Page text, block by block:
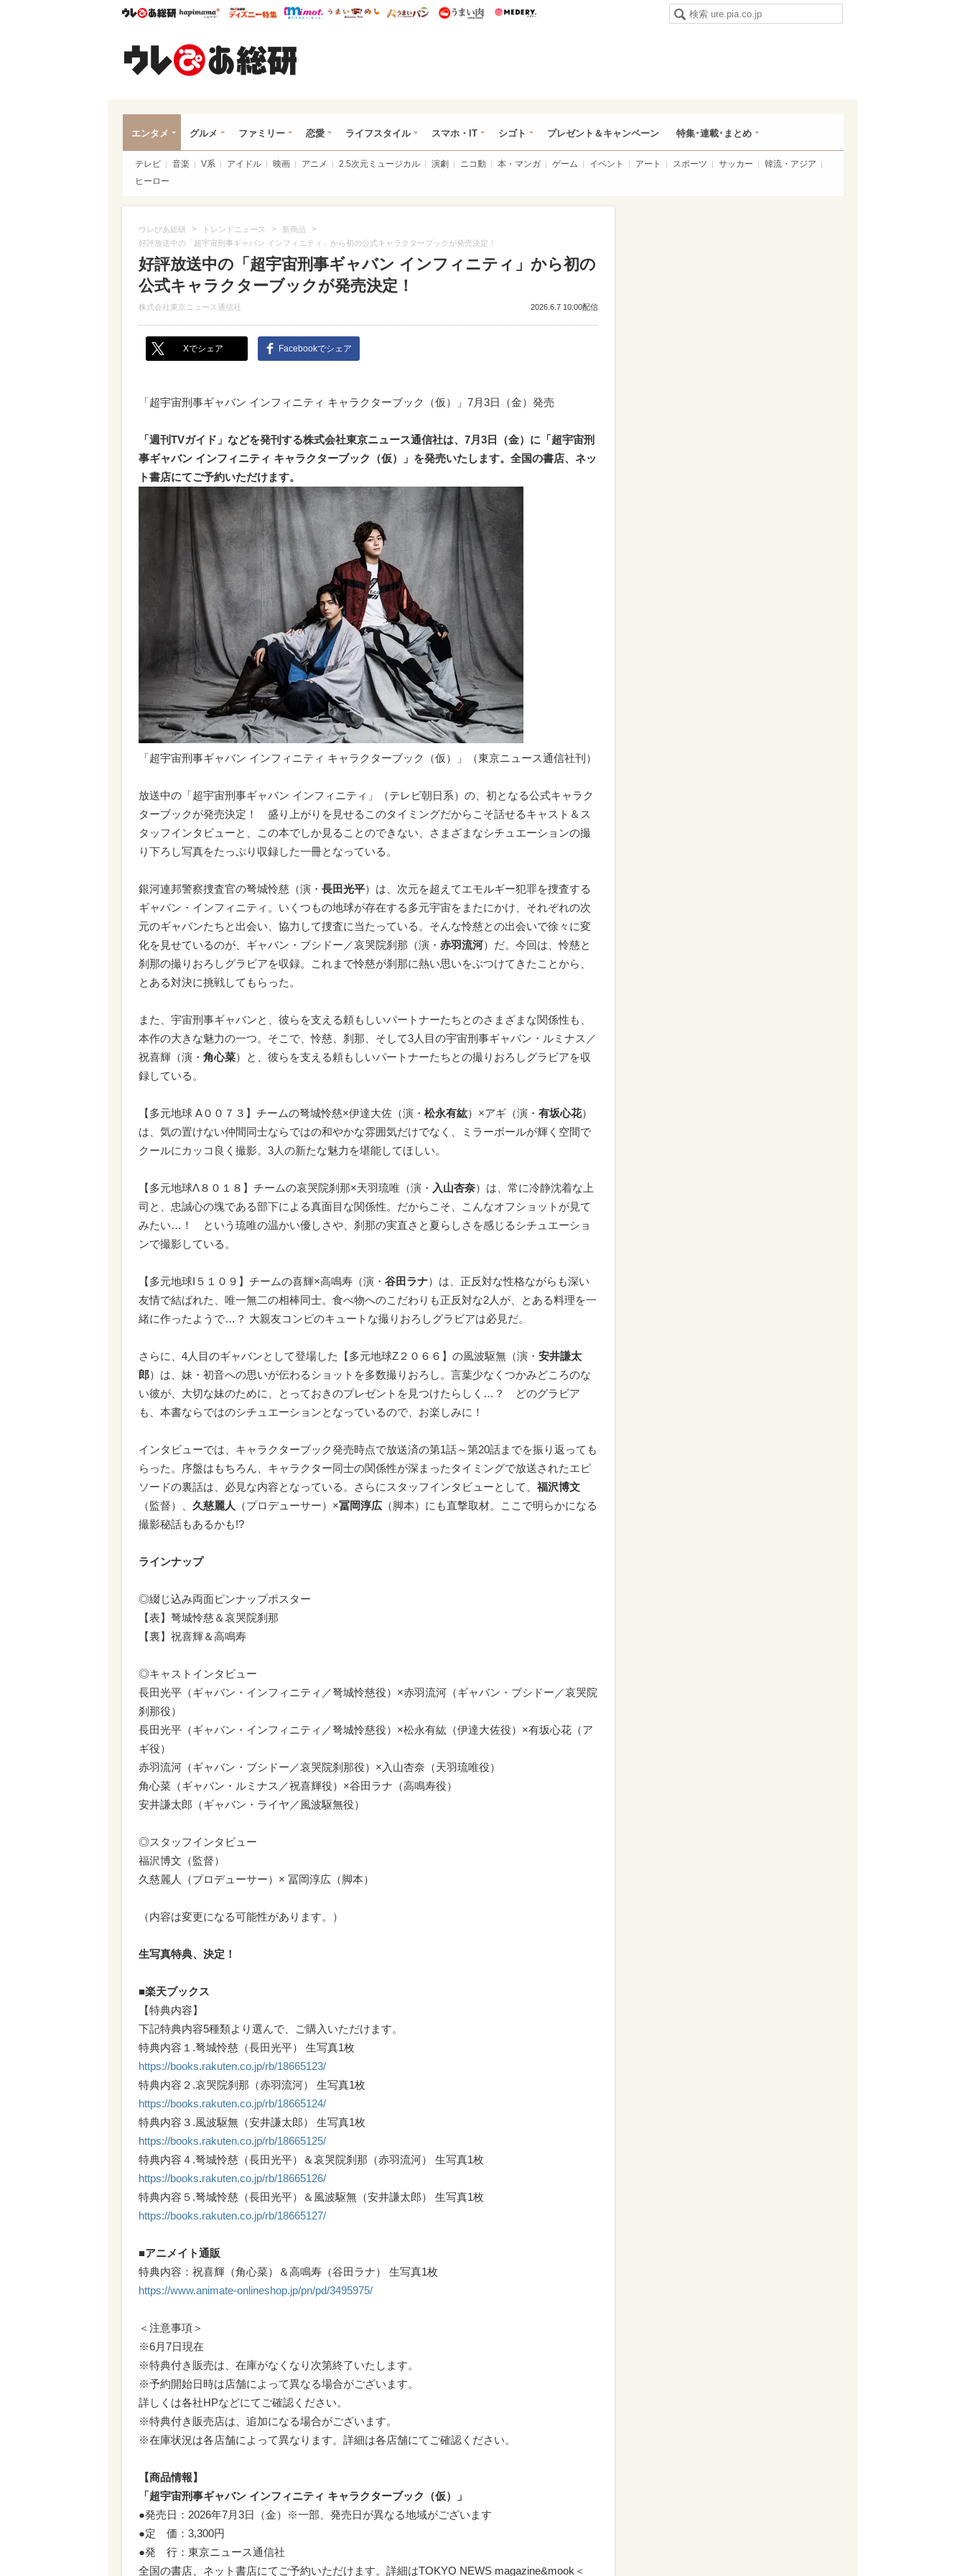
ウレぴあ総研ハピママ* ウレぴあ総研 ディズニー特集
mimot. うまいめし うまいパン うまい肉
エンタメ グルメ ファミリー 恋愛 ライフスタイル スマホ・IT シゴト プレゼント＆キャンペーン 特集･連載･まとめ
テレビ 音楽 V系 アイドル 映画 アニメ 2.5次元ミュージカル 演劇 ニコ動 本・マンガ ゲーム イベント アート スポーツ サッカー
韓流・アジア
ヒーロー
ウレぴあ総研 > トレンドニュース > 新商品 >
好評放送中の「超宇宙刑事ギャバン インフィニティ」から初の公式キャラクターブックが発売決定！
好評放送中の「超宇宙刑事ギャバン インフィニティ」から初の
公式キャラクターブックが発売決定！
株式会社東京ニュース通信社 2026.6.7 10:00配信
Xでシェア Facebookでシェア
「超宇宙刑事ギャバン インフィニティ キャラクターブック（仮）」7月3日（金）発売
「週刊TVガイド」などを発刊する株式会社東京ニュース通信社は、7月3日（金）に「超宇宙刑
事ギャバン インフィニティ キャラクターブック（仮）」を発売いたします。全国の書店、ネッ
ト書店にてご予約いただけます。
「超宇宙刑事ギャバン インフィニティ キャラクターブック（仮）」（東京ニュース通信社刊）
放送中の「超宇宙刑事ギャバン インフィニティ」（テレビ朝日系）の、初となる公式キャラク
ターブックが発売決定！ 盛り上がりを見せるこのタイミングだからこそ話せるキャスト＆ス
タッフインタビューと、この本でしか見ることのできない、さまざまなシチュエーションの撮
り下ろし写真をたっぷり収録した一冊となっている。
銀河連邦警察捜査官の弩城怜慈（演・ 長田光平）は、次元を超えてエモルギー犯罪を捜査する
ギャバン・インフィニティ。いくつもの地球が存在する多元宇宙をまたにかけ、それぞれの次
元のギャバンたちと出会い、協力して捜査に当たっている。そんな怜慈との出会いで徐々に変
化を見せているのが、ギャバン・ブシドー／哀哭院刹那（演・ 赤羽流河）だ。今回は、怜慈と
刹那の撮りおろしグラビアを収録。これまで怜慈が刹那に熱い思いをぶつけてきたことから、
とある対決に挑戦してもらった。
また、宇宙刑事ギャバンと、彼らを支える頼もしいパートナーたちとのさまざまな関係性も、
本作の大きな魅力の一つ。そこで、怜慈、刹那、そして3人目の宇宙刑事ギャバン・ルミナス／
祝喜輝（演・ 角心菜）と、彼らを支える頼もしいパートナーたちとの撮りおろしグラビアを収
録している。
【多元地球 Α００７３】チームの弩城怜慈×伊達大佐（演・ 松永有紘）×アギ（演・ 有坂心花）
は、気の置けない仲間同士ならではの和やかな雰囲気だけでなく、ミラーボールが輝く空間で
クールにカッコ良く撮影。3人の新たな魅力を堪能してほしい。
【多元地球Λ８０１８】チームの哀哭院刹那×天羽琉唯（演・ 入山杏奈）は、常に冷静沈着な上
司と、忠誠心の塊である部下による真面目な関係性。だからこそ、こんなオフショットが見て
みたい…！ という琉唯の温かい優しさや、刹那の実直さと夏らしさを感じるシチュエーショ
ンで撮影している。
【多元地球Ι５１０９】チームの喜輝×高鳴寿（演・ 谷田ラナ）は、正反対な性格ながらも深い
友情で結ばれた、唯一無二の相棒同士。食べ物へのこだわりも正反対な2人が、とある料理を一
緒に作ったようで…？ 大親友コンビのキュートな撮りおろしグラビアは必見だ。
さらに、4人目のギャバンとして登場した【多元地球Ζ２０６６】の風波駆無（演・ 安井謙太
郎）は、妹・初音への思いが伝わるショットを多数撮りおろし。言葉少なくつかみどころのな
い彼が、大切な妹のために、とっておきのプレゼントを見つけたらしく…？ どのグラビア
も、本書ならではのシチュエーションとなっているので、お楽しみに！
インタビューでは、キャラクターブック発売時点で放送済の第1話～第20話までを振り返っても
らった。序盤はもちろん、キャラクター同士の関係性が深まったタイミングで放送されたエピ
ソードの裏話は、必見な内容となっている。さらにスタッフインタビューとして、 福沢博文
（監督）、 久慈麗人 （プロデューサー）×冨岡淳広 （脚本）にも直撃取材。ここで明らかになる
撮影秘話もあるかも!?
ラインナップ
◎綴じ込み両面ピンナップポスター
【表】弩城怜慈＆哀哭院刹那
【裏】祝喜輝＆高鳴寿
◎キャストインタビュー
長田光平（ギャバン・インフィニティ／弩城怜慈役）×赤羽流河（ギャバン・ブシドー／哀哭院
刹那役）
長田光平（ギャバン・インフィニティ／弩城怜慈役）×松永有紘（伊達大佐役）×有坂心花（ア
ギ役）
赤羽流河（ギャバン・ブシドー／哀哭院刹那役）×入山杏奈（天羽琉唯役）
角心菜（ギャバン・ルミナス／祝喜輝役）×谷田ラナ（高鳴寿役）
安井謙太郎（ギャバン・ライヤ／風波駆無役）
◎スタッフインタビュー
福沢博文（監督）
久慈麗人（プロデューサー）× 冨岡淳広（脚本）
（内容は変更になる可能性があります。）
生写真特典、決定！
■楽天ブックス
【特典内容】
下記特典内容5種類より選んで、ご購入いただけます。
特典内容１.弩城怜慈（長田光平） 生写真1枚
https://books.rakuten.co.jp/rb/18665123/
特典内容２.哀哭院刹那（赤羽流河） 生写真1枚
https://books.rakuten.co.jp/rb/18665124/
特典内容３.風波駆無（安井謙太郎） 生写真1枚
https://books.rakuten.co.jp/rb/18665125/
特典内容４.弩城怜慈（長田光平）＆哀哭院刹那（赤羽流河） 生写真1枚
https://books.rakuten.co.jp/rb/18665126/
特典内容５.弩城怜慈（長田光平）＆風波駆無（安井謙太郎） 生写真1枚
https://books.rakuten.co.jp/rb/18665127/
■アニメイト通販
特典内容：祝喜輝（角心菜）＆高鳴寿（谷田ラナ） 生写真1枚
https://www.animate-onlineshop.jp/pn/pd/3495975/
＜注意事項＞
※6月7日現在
※特典付き販売は、在庫がなくなり次第終了いたします。
※予約開始日時は店舗によって異なる場合がございます。
詳しくは各社HPなどにてご確認ください。
※特典付き販売店は、追加になる場合がございます。
※在庫状況は各店舗によって異なります。詳細は各店舗にてご確認ください。
【商品情報】
「超宇宙刑事ギャバン インフィニティ キャラクターブック（仮）」
●発売日：2026年7月3日（金）※一部、発売日が異なる地域がございます
●定 価：3,300円
●発 行：東京ニュース通信社
全国の書店、ネット書店にてご予約いただけます。詳細はTOKYO NEWS magazine&mook＜